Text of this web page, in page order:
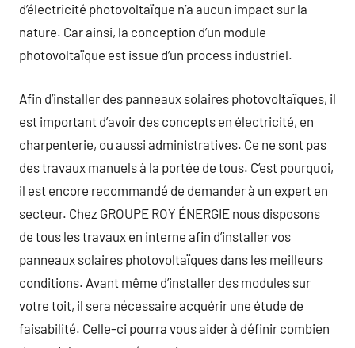
d’électricité photovoltaïque n’a aucun impact sur la
nature. Car ainsi, la conception d’un module
photovoltaïque est issue d’un process industriel.
Afin d’installer des panneaux solaires photovoltaïques, il
est important d’avoir des concepts en électricité, en
charpenterie, ou aussi administratives. Ce ne sont pas
des travaux manuels à la portée de tous. C’est pourquoi,
il est encore recommandé de demander à un expert en
secteur. Chez GROUPE ROY ÉNERGIE nous disposons
de tous les travaux en interne afin d’installer vos
panneaux solaires photovoltaïques dans les meilleurs
conditions. Avant même d’installer des modules sur
votre toit, il sera nécessaire acquérir une étude de
faisabilité. Celle-ci pourra vous aider à définir combien